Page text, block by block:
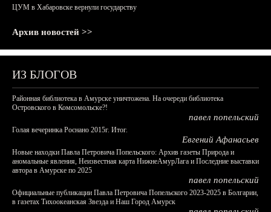
ЦУМ в Хабаровске вернули государству
Архив новостей >>
ИЗ БЛОГОВ
Районная библиотека в Амурске уничтожена. На очереди библиотека
Островского в Комсомольске?!
павел попельский
Голая вечеринка Роснано 2015г. Итог.
Евгений Афанасьев
Новые находки Павла Петровича Попельского: Архив газеты Природа и
аномальные явления, Неизвестная карта НижнеАмурЛага и Последние выставки
автора в Амурске по 2025
павел попельский
Официальные публикации Павла Петровича Попельского 2023-2025 в Болгарии,
в газетах Тихоокеанская Звезда и Наш Город Амурск